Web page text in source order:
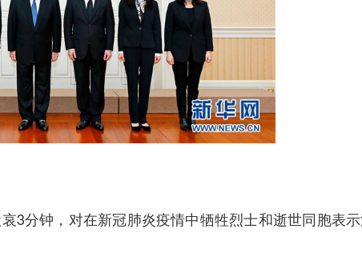
分钟，对在新冠肺炎疫情中牺牲烈士和逝世同胞表